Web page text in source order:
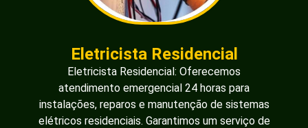
Eletricista Residencial
Eletricista Residencial: Oferecemos
atendimento emergencial 24 horas para
instalações, reparos e manutenção de sistemas
elétricos residenciais. Garantimos um serviço de